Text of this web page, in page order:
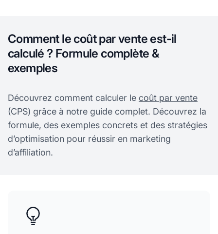
Comment le coût par vente est-il
calculé ? Formule complète &
exemples
Découvrez comment calculer le coût par vente
(CPS) grâce à notre guide complet. Découvrez la
formule, des exemples concrets et des stratégies
d’optimisation pour réussir en marketing
d’affiliation.